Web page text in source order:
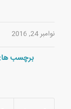
نوامبر 24, 2016
برچسب ها: